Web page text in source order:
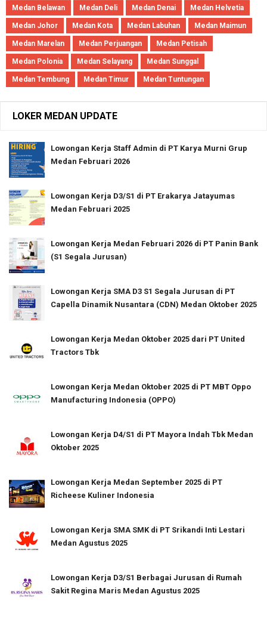
Medan Belawan Medan Deli Medan Denai Medan Helvetia
Medan Johor Medan Kota Medan Labuhan Medan Maimun
Medan Marelan Medan Perjuangan Medan Petisah
Medan Polonia Medan Selayang Medan Sunggal
Medan Tembung Medan Timur Medan Tuntungan
LOKER MEDAN UPDATE
Lowongan Kerja Staff Admin di PT Karya Murni Grup
Medan Februari 2026
Lowongan Kerja D3/S1 di PT Erakarya Jatayumas
Medan Februari 2025
Lowongan Kerja Medan Februari 2026 di PT Panin Bank
(S1 Segala Jurusan)
Lowongan Kerja SMA D3 S1 Segala Jurusan di PT
Capella Dinamik Nusantara (CDN) Medan Oktober 2025
Lowongan Kerja Medan Oktober 2025 dari PT United
Tractors Tbk
Lowongan Kerja Medan Oktober 2025 di PT MBT Oppo
Manufacturing Indonesia (OPPO)
Lowongan Kerja D4/S1 di PT Mayora Indah Tbk Medan
Oktober 2025
Lowongan Kerja Medan September 2025 di PT
Richeese Kuliner Indonesia
Lowongan Kerja SMA SMK di PT Srikandi Inti Lestari
Medan Agustus 2025
Lowongan Kerja D3/S1 Berbagai Jurusan di Rumah
Sakit Regina Maris Medan Agustus 2025